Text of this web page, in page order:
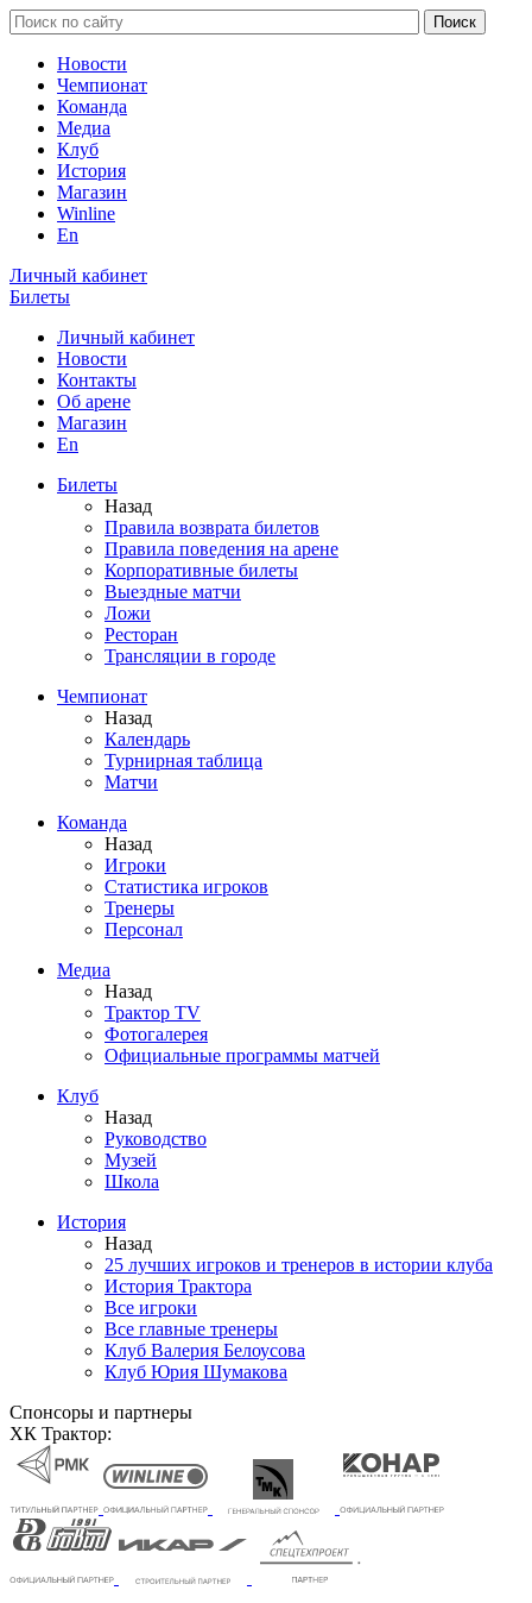
Новости
Чемпионат
Команда
Медиа
Клуб
История
Магазин
Winline
En
Личный кабинет
Билеты
Личный кабинет
Новости
Контакты
Об арене
Магазин
En
Билеты
Назад
Правила возврата билетов
Правила поведения на арене
Корпоративные билеты
Выездные матчи
Ложи
Ресторан
Трансляции в городе
Чемпионат
Назад
Календарь
Турнирная таблица
Матчи
Команда
Назад
Игроки
Статистика игроков
Тренеры
Персонал
Медиа
Назад
Трактор TV
Фотогалерея
Официальные программы матчей
Клуб
Назад
Руководство
Музей
Школа
История
Назад
25 лучших игроков и тренеров в истории клуба
История Трактора
Все игроки
Все главные тренеры
Клуб Валерия Белоусова
Клуб Юрия Шумакова
Спонсоры и партнеры
ХК Трактор: